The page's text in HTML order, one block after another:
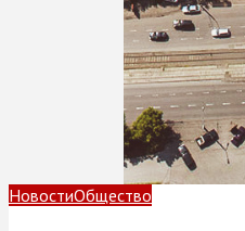
НовостиОбщество